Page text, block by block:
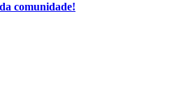
comunidade!